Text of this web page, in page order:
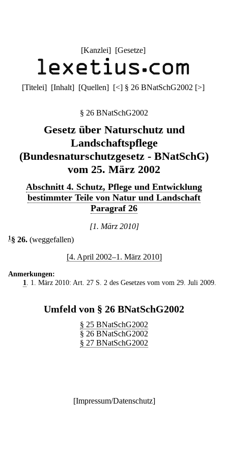
[Kanzlei] [Gesetze]
[Titelei] [Inhalt] [Quellen] [<] § 26 BNatSchG2002 [>]
§ 26 BNatSchG2002
Gesetz über Naturschutz und
Landschaftspflege
(Bundesnaturschutzgesetz - BNatSchG)
vom 25. März 2002
Abschnitt 4. Schutz, Pflege und Entwicklung
bestimmter Teile von Natur und Landschaft
Paragraf 26
[1. März 2010]
1 § 26. (weggefallen)
[4. April 2002–1. März 2010]
Anmerkungen:
1
. 1. März 2010: Art. 27 S. 2 des Gesetzes vom vom 29. Juli 2009.
Umfeld von § 26 BNatSchG2002
§ 25 BNatSchG2002
§ 26 BNatSchG2002
§ 27 BNatSchG2002
[Impressum/Datenschutz]